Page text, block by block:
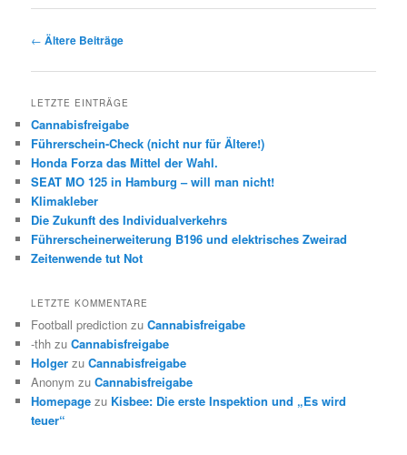
Beitrags-
← Ältere Beiträge
LETZTE EINTRÄGE
Cannabisfreigabe
Führerschein-Check (nicht nur für Ältere!)
Honda Forza das Mittel der Wahl.
SEAT MO 125 in Hamburg – will man nicht!
Klimakleber
Die Zukunft des Individualverkehrs
Führerscheinerweiterung B196 und elektrisches Zweirad
Zeitenwende tut Not
LETZTE KOMMENTARE
Football prediction zuCannabisfreigabe
-thh zuCannabisfreigabe
Holger zuCannabisfreigabe
Anonym zuCannabisfreigabe
Homepage zu Kisbee: Die erste Inspektion und „Es wird
teuer“